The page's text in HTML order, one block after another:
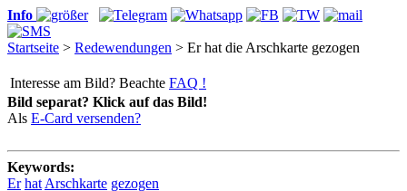
Info
Startseite > Redewendungen > Er hat die Arschkarte gezogen
Interesse am Bild? Beachte FAQ !
Bild separat? Klick auf das Bild!
Als E-Card versenden?
Keywords:
Er hat Arschkarte gezogen